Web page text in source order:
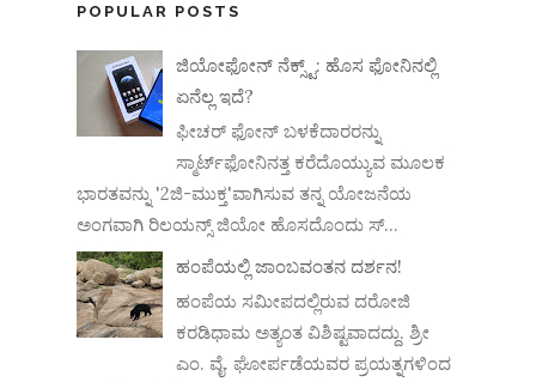
POPULAR POSTS
ಜಿಯೋಫೋನ್ ನೆಕ್ಸ್ಟ್: ಹೊಸ ಫೋನಿನಲ್ಲಿ
ಏನೆಲ್ಲ ಇದೆ?
ಫೀಚರ್ ಫೋನ್ ಬಳಕೆದಾರರನ್ನು
ಸ್ಮಾರ್ಟ್‌ಫೋನಿನತ್ತ ಕರೆದೊಯ್ಯುವ ಮೂಲಕ
ಭಾರತವನ್ನು '2ಜಿ-ಮುಕ್ತ'ವಾಗಿಸುವ ತನ್ನ ಯೋಜನೆಯ
ಅಂಗವಾಗಿ ರಿಲಯನ್ಸ್ ಜಿಯೋ ಹೊಸದೊಂದು ಸ್...
ಹಂಪೆಯಲ್ಲಿ ಜಾಂಬವಂತನ ದರ್ಶನ!
ಹಂಪೆಯ ಸಮೀಪದಲ್ಲಿರುವ ದರೋಜಿ
ಕರಡಿಧಾಮ ಅತ್ಯಂತ ವಿಶಿಷ್ಟವಾದದ್ದು. ಶ್ರೀ
ಎಂ. ವೈ. ಘೋರ್ಪಡೆಯವರ ಪ್ರಯತ್ನಗಳಿಂದ